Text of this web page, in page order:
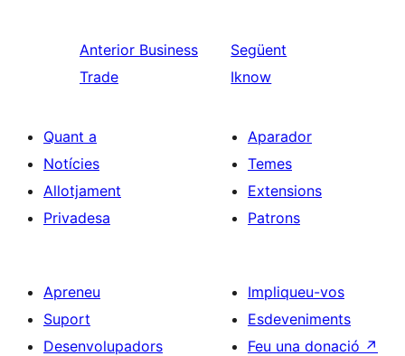
Anterior Business
Trade
Següent
Iknow
Quant a
Notícies
Allotjament
Privadesa
Aparador
Temes
Extensions
Patrons
Apreneu
Suport
Desenvolupadors
Impliqueu-vos
Esdeveniments
Feu una donació ↗